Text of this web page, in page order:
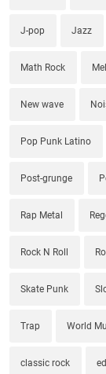
J-pop Jazz
Math Rock
New wave
Pop Punk Latino
Post-grunge
Rap Metal
Rock N Roll
Skate Punk
Trap World
classic rock